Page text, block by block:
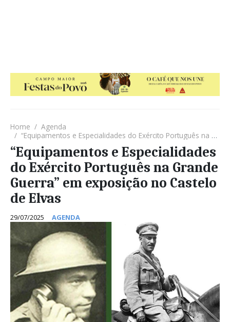
Home
Agenda
“Equipamentos e Especialidades do Exército Português na Grande Guerra” em exposição no Castelo de Elvas
“Equipamentos e Especialidades
do Exército Português na Grande
Guerra” em exposição no Castelo
de Elvas
29/07/2025 AGENDA